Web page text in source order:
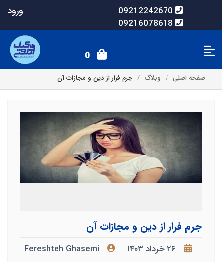
09212242670
09216078618
ورود
0
صفحه اصلی وبلاگ جرم فرار از دین و مجازات آن
جرم فرار از دین و مجازات آن
۲۶ خرداد ۱۴۰۳
Fereshteh Ghasemi